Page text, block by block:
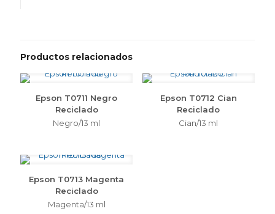
Productos relacionados
Epson T0711 Negro
Reciclado
Negro/13 ml
Epson T0712 Cian
Reciclado
Cian/13 ml
Epson T0713 Magenta
Reciclado
Magenta/13 ml